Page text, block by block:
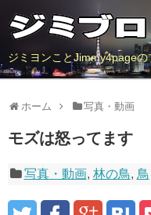
ジミヨンことJimmy4pageの
ホーム 写真・動画
モズは怒ってます
写真・動画, 林の鳥, 鳥